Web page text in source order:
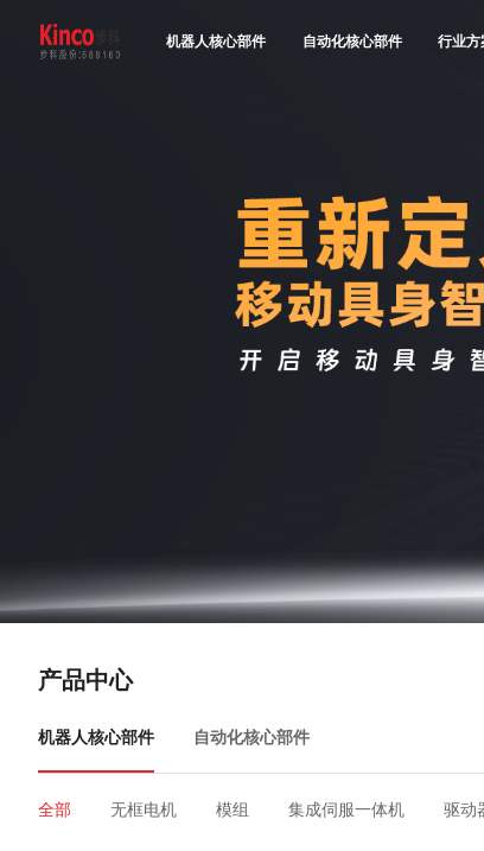
机器人核心部件 自动化核心部件 行业方
产品中心
机器人核心部件 自动化核心部件
全部 无框电机 模组 集成伺服一体机 驱动